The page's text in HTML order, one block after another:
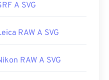
A SVG
RAW A SVG
RAW A SVG